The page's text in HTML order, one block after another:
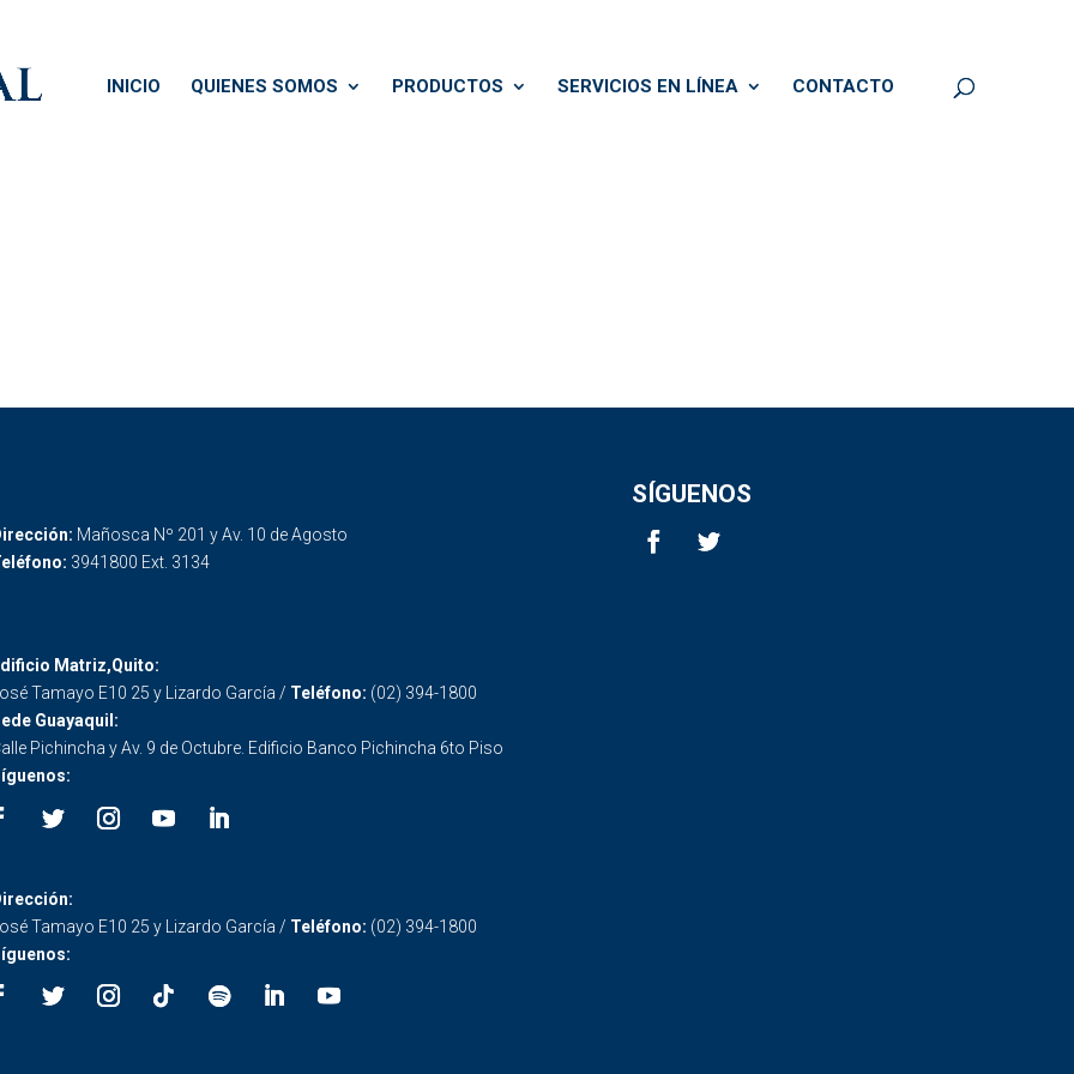
INICIO QUIENES SOMOS PRODUCTOS SERVICIOS EN LÍNEA CONTACTO
Mañosca Nº 201 y Av. 10 de Agosto
3941800 Ext. 3134
SÍGUENOS
Matriz,Quito:
Tamayo E10 25 y Lizardo García / Teléfono: (02) 394-1800
Guayaquil:
Pichincha y Av. 9 de Octubre. Edificio Banco Pichincha 6to Piso
Tamayo E10 25 y Lizardo García / Teléfono: (02) 394-1800